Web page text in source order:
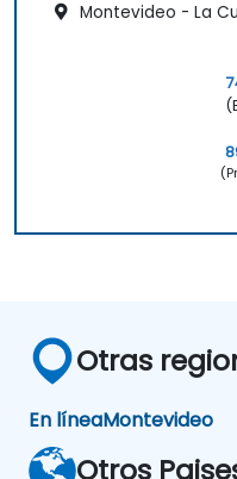
Montevideo - La
Otras
En líneaMontevideo
Otros